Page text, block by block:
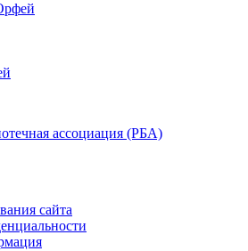
ассоциация (РБА)
сайта